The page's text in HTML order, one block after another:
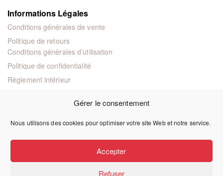
Gérer le consentement
Nous utilisons des cookies pour optimiser votre site Web et notre service.
Accepter
Refuser
Informations Légales
Conditions générales de vente
Politique de retours
Conditions générales d’utilisation
Politique de confidentialité
Règlement intérieur
© 2024 Éditions juridiques et techniques